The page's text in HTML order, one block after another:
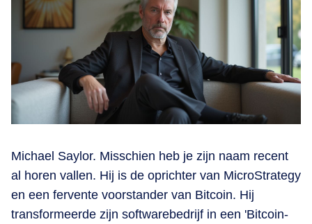
Michael Saylor. Misschien heb je zijn naam recent
al horen vallen. Hij is de oprichter van MicroStrategy
en een fervente voorstander van Bitcoin. Hij
transformeerde zijn softwarebedrijf in een 'Bitcoin-